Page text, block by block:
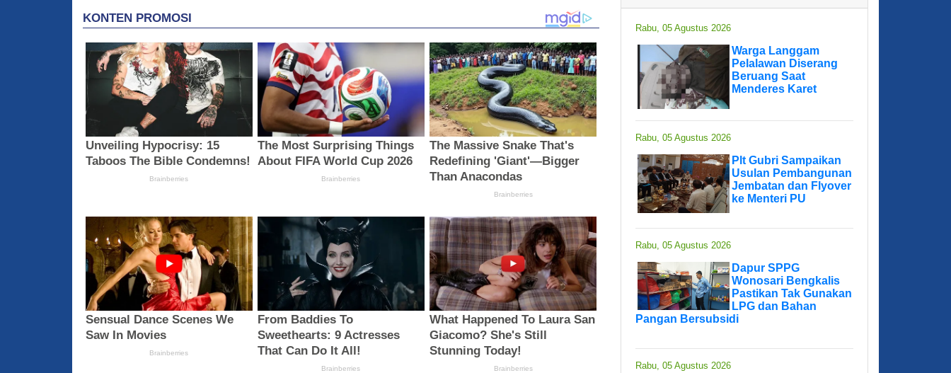
Rabu, 05 Agustus 2026
Warga Langgam
Pelalawan Diserang
Beruang Saat
Menderes Karet
Rabu, 05 Agustus 2026
Plt Gubri Sampaikan
Usulan Pembangunan
Jembatan dan Flyover
ke Menteri PU
Rabu, 05 Agustus 2026
Dapur SPPG
Wonosari Bengkalis
Pastikan Tak Gunakan
LPG dan Bahan
Pangan Bersubsidi
Rabu, 05 Agustus 2026